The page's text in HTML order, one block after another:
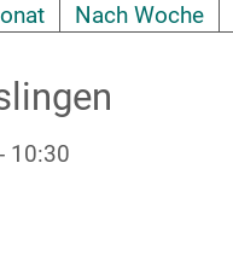
Nach Woche
10:30